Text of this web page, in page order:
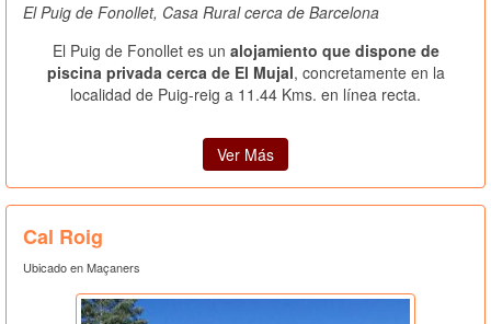
El Puig de Fonollet, Casa Rural cerca de Barcelona
El Puig de Fonollet es un alojamiento que dispone de
piscina privada cerca de El Mujal, concretamente en la
localidad de Puig-reig a 11.44 Kms. en línea recta.
Ver Más
Cal Roig
Ubicado en Maçaners